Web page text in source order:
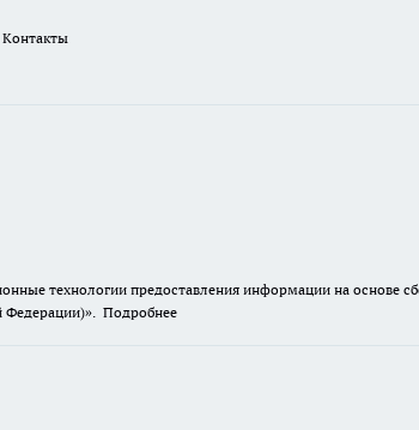
Контакты
технологии предоставления информации на основе
Федерации)». Подробнее